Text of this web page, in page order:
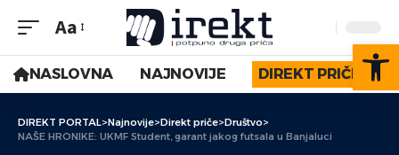
Aa
NASLOVNA NAJNOVIJE DIREKT PRIČE
DIREKT PORTAL>Najnovije>Direkt priče>Društvo>
NAŠE HRONIKE: UKMF Student, garant jakog futsala u Banjaluci